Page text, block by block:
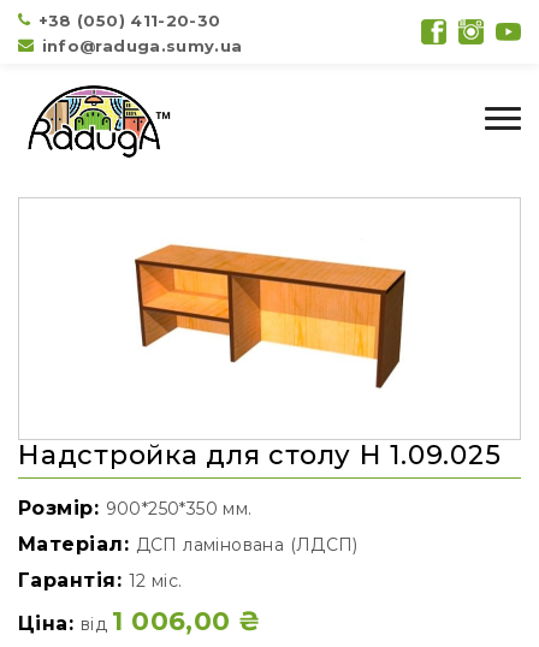
+38 (050) 411-20-30
info@raduga.sumy.ua
Надстройка для столу Н 1.09.025
Розмір: 900*250*350 мм.
Матеріал: ДСП ламінована (ЛДСП)
Гарантія: 12 міс.
Ціна: від 1 006,00 ₴